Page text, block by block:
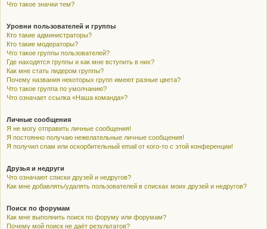
Что такое значки тем?
Уровни пользователей и группы
Кто такие администраторы?
Кто такие модераторы?
Что такое группы пользователей?
Где находятся группы и как мне вступить в них?
Как мне стать лидером группы?
Почему названия некоторых групп имеют разные цвета?
Что такое группа по умолчанию?
Что означает ссылка «Наша команда»?
Личные сообщения
Я не могу отправить личные сообщения!
Я постоянно получаю нежелательные личные сообщения!
Я получил спам или оскорбительный email от кого-то с этой конференции!
Друзья и недруги
Что означают списки друзей и недругов?
Как мне добавлять/удалять пользователей в списках моих друзей и недругов?
Поиск по форумам
Как мне выполнить поиск по форуму или форумам?
Почему мой поиск не даёт результатов?